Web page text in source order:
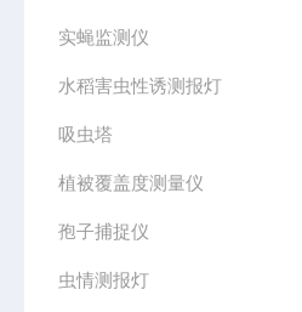
实蝇监测仪
水稻害虫性诱测报灯
吸虫塔
植被覆盖度测量仪
孢子捕捉仪
虫情测报灯